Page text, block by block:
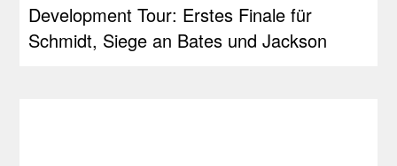
Development Tour: Erstes Finale für
Schmidt, Siege an Bates und Jackson